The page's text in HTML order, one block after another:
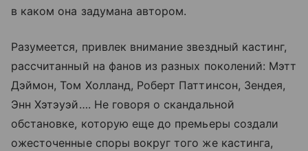
в каком она задумана автором.
Разумеется, привлек внимание звездный кастинг,
рассчитанный на фанов из разных поколений: Мэтт
Дэймон, Том Холланд, Роберт Паттинсон, Зендея,
Энн Хэтэуэй…. Не говоря о скандальной
обстановке, которую еще до премьеры создали
ожесточенные споры вокруг того же кастинга,